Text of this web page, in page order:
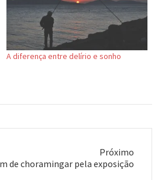
A diferença entre delírio e sonho
Próximo
de choramingar pela exposição